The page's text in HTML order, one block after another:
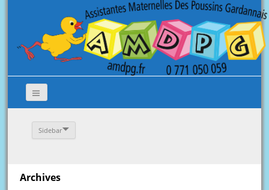
Sidebar
Archives